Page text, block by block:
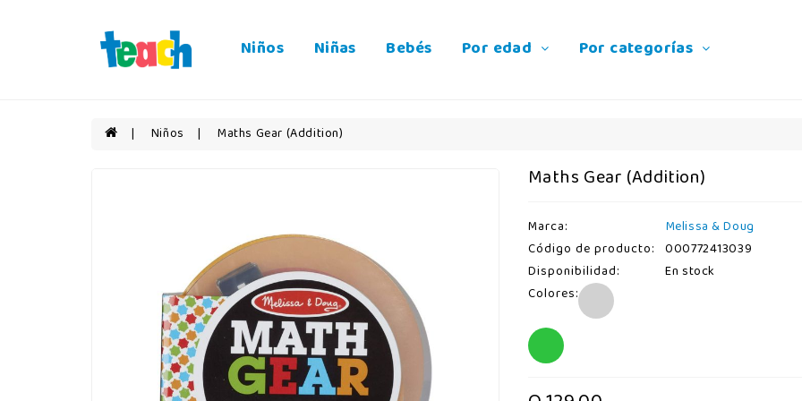
Niños Niñas Bebés Por edad Por categorías
Niños Maths Gear (Addition)
Maths Gear (Addition)
Marca:
Melissa & Doug
Código de producto: 000772413039
Disponibilidad:
En stock
Colores: